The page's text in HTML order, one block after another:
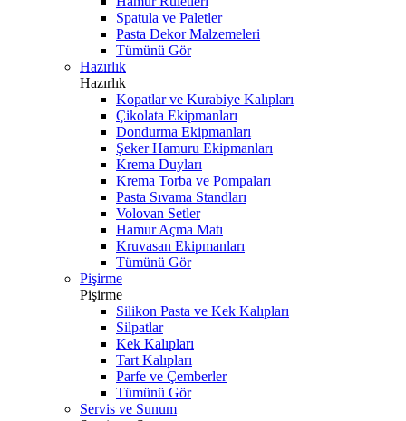
Spatula ve Paletler
Pasta Dekor Malzemeleri
Tümünü Gör
Hazırlık
Hazırlık
Kopatlar ve Kurabiye Kalıpları
Çikolata Ekipmanları
Dondurma Ekipmanları
Şeker Hamuru Ekipmanları
Krema Duyları
Krema Torba ve Pompaları
Pasta Sıvama Standları
Volovan Setler
Hamur Açma Matı
Kruvasan Ekipmanları
Tümünü Gör
Pişirme
Pişirme
Silikon Pasta ve Kek Kalıpları
Silpatlar
Kek Kalıpları
Tart Kalıpları
Parfe ve Çemberler
Tümünü Gör
Servis ve Sunum